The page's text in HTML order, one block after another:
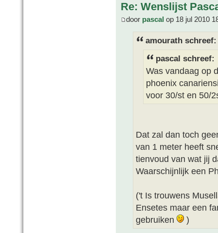
Re: Wenslijst
door pascal op 18 jul 2010
amourath schreef:
pascal schreef:
Was vandaag op
phoenix
voor 30/st en 50/
Dat zal dan toch
van 1 meter heeft
tienvoud van wat jij
Waarschijnlijk een
('t Is trouwens
Ensetes maar een
gebruiken
)